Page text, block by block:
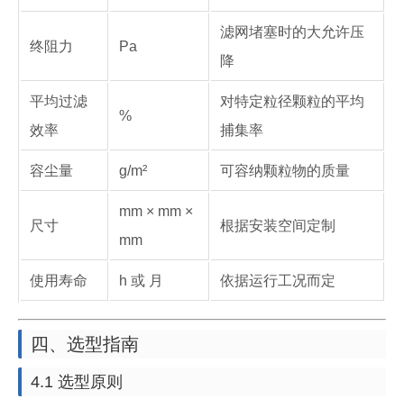
终阻力 Pa
滤网堵塞时的大允许压
降
平均过滤
效率
%
对特定粒径颗粒的平均
捕集率
容尘量 g/m² 可容纳颗粒物的质量
尺寸
mm × mm ×
mm
根据安装空间定制
使用寿命 h 或 月 依据运行工况而定
四、选型指南
4.1 选型原则